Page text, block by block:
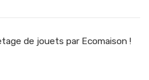
de jouets par Ecomaison !